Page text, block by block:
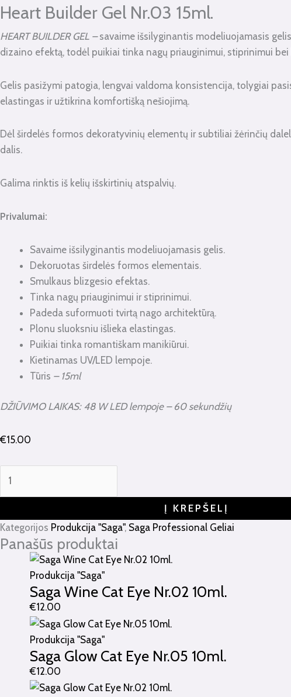
Heart Builder Gel Nr.03 15ml.
HEART BUILDER GEL –savaime išsilyginantis modeliuojamasis
dizaino efektą, todėl puikiai tinka nagų priauginimui, stiprinimui bei
Gelis pasižymi patogia, lengvai valdoma konsistencija, tolygiai
elastingas ir užtikrina komfortišką nešiojimą.
Dėl širdelės formos dekoratyvinių elementų ir subtiliai žėrinčių
dalis.
Galima rinktis iš kelių išskirtinių atspalvių.
Privalumai:
Savaime išsilyginantis modeliuojamasis gelis.
Dekoruotas širdelės formos elementais.
Smulkaus blizgesio efektas.
Tinka nagų priauginimui ir stiprinimui.
Padeda suformuoti tvirtą nago architektūrą.
Plonu sluoksniu išlieka elastingas.
Puikiai tinka romantiškam manikiūrui.
Kietinamas UV/LED lempoje.
Tūris – 15ml
DŽIŪVIMO LAIKAS: 48 W LED lempoje – 60 sekundžių
€15.00
kiekis:
Heart
Builder
Gel
15ml.
Į KREPŠELĮ
Kategorijos Produkcija "Saga", Saga Professional Geliai
Panašūs produktai
Produkcija "Saga"
Saga Wine Cat Eye Nr.02 10ml.
€12.00
Produkcija "Saga"
Saga Glow Cat Eye Nr.05 10ml.
€12.00